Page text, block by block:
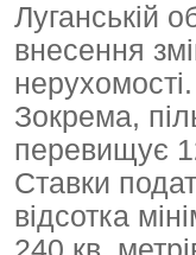
Луганській
внесення
нерухомості.
Зокрема,
перевищує
Ставки
відсотка